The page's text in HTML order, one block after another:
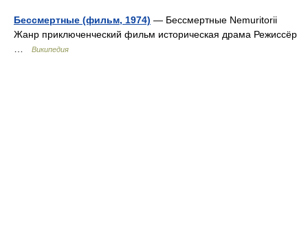
Бессмертные (фильм, 1974) — Бессмертные Nemuritorii
Жанр приключенческий фильм историческая драма Режиссёр
Википедия